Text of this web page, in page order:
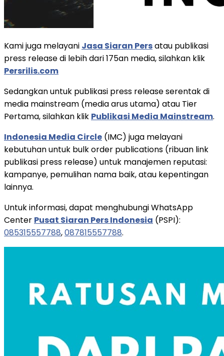
Kami juga melayani Jasa Siaran Persatau publikasi
press release di lebih dari 175an media, silahkan klik
Persrilis.com
Sedangkan untuk publikasi press release serentak di
media mainstream (media arus utama) atau Tier
Pertama, silahkan klik Publikasi Media Mainstream.
Indonesia Media Circle (IMC) juga melayani
kebutuhan untuk bulk order publications (ribuan link
publikasi press release) untuk manajemen reputasi:
kampanye, pemulihan nama baik, atau kepentingan
lainnya.
Untuk informasi, dapat menghubungi WhatsApp
Center Pusat Siaran Pers Indonesia (PSPI):
085315557788,087815557788.